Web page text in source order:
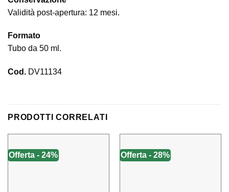
Validità post-apertura: 12 mesi.
Formato
Tubo da 50 ml.
Cod. DV11134
PRODOTTI CORRELATI
Offerta - 24% Offerta - 28%